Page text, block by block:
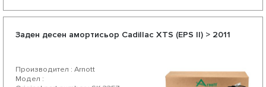
Заден десен амортисьор Cadillac XTS (EPS II) > 2011
Производител : Arnott
Модел :